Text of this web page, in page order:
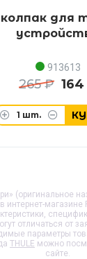
для
913613
265 ₽
1 шт.
(оригинальное
интернет-магазине
отличаться от
параметры
THULE можно
сайте.